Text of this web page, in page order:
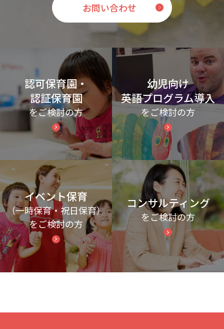
お問い合わせ
認可保育園・
認証保育園
をご検討の方
幼児向け
英語プログラム導入
をご検討の方
イベント保育
（一時保育・祝日保育）
をご検討の方
コンサルティング
をご検討の方